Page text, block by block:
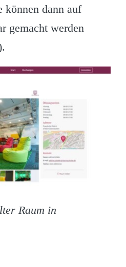
können dann auf
gemacht werden
Raum in